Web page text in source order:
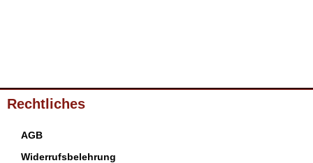
Rechtliches
AGB
Widerrufsbelehrung